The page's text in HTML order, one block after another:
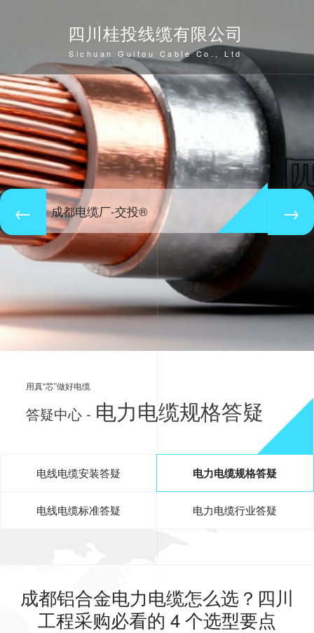
四川桂投线缆有限公司
Sichuan Guitou Cable Co., Ltd
成都电缆厂-交投®
用真“芯”做好电缆
答疑中心 - 电力电缆规格答疑
电线电缆安装答疑 电力电缆规格答疑
电线电缆标准答疑 电力电缆行业答疑
成都铝合金电力电缆怎么选？四川
工程采购必看的 4 个选型要点